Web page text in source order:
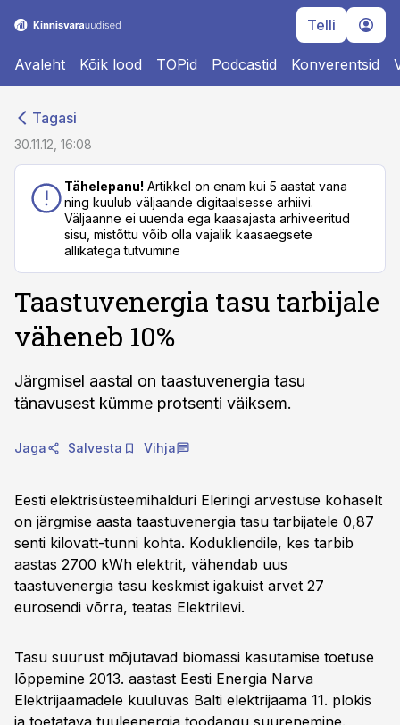
Telli
Avaleht Kõik lood TOPid Podcastid Konverentsid
Tagasi
30.11.12, 16:08
Tähelepanu! Artikkel on enam kui 5 aastat vana
ning kuulub väljaande digitaalsesse arhiivi.
Väljaanne ei uuenda ega kaasajasta arhiveeritud
sisu, mistõttu võib olla vajalik kaasaegsete
allikatega tutvumine
Taastuvenergia tasu tarbijale
väheneb 10%
Järgmisel aastal on taastuvenergia tasu
tänavusest kümme protsenti väiksem.
Jaga Salvesta Vihja
Eesti elektrisüsteemihalduri Eleringi arvestuse kohaselt
on järgmise aasta taastuvenergia tasu tarbijatele 0,87
senti kilovatt-tunni kohta. Kodukliendile, kes tarbib
aastas 2700 kWh elektrit, vähendab uus
taastuvenergia tasu keskmist igakuist arvet 27
eurosendi võrra, teatas Elektrilevi.
Tasu suurust mõjutavad biomassi kasutamise toetuse
lõppemine 2013. aastast Eesti Energia Narva
Elektrijaamadele kuuluvas Balti elektrijaama 11. plokis
ja toetatava tuuleenergia toodangu suurenemine.